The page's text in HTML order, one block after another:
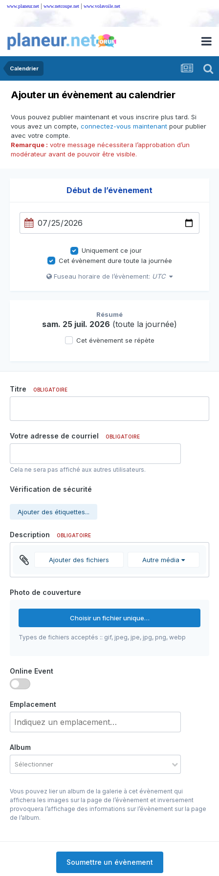
www.planeur.net | www.netcoupe.net | www.volavoile.net
Calendrier
Ajouter un évènement au calendrier
Vous pouvez publier maintenant et vous inscrire plus tard. Si
vous avez un compte, connectez-vous maintenant pour publier
avec votre compte.
Remarque : votre message nécessitera l’approbation d’un
modérateur avant de pouvoir être visible.
Début de l’évènement
Uniquement ce jour
Cet évènement dure toute la journée
Fuseau horaire de l’évènement: UTC
Résumé
sam. 25 juil. 2026 (toute la journée)
Cet évènement se répète
Titre OBLIGATOIRE
Votre adresse de courriel OBLIGATOIRE
Cela ne sera pas affiché aux autres utilisateurs.
Vérification de sécurité
Ajouter des étiquettes...
Description OBLIGATOIRE
Ajouter des fichiers Autre média
Photo de couverture
Choisir un fichier unique…
Types de fichiers acceptés :: gif, jpeg, jpe, jpg, png, webp
Online Event
Emplacement
Album
Sélectionner
Vous pouvez lier un album de la galerie à cet évènement qui
affichera les images sur la page de l’évènement et inversement
provoquera l’affichage des informations sur l’évènement sur la page
de l’album.
Soumettre un évènement